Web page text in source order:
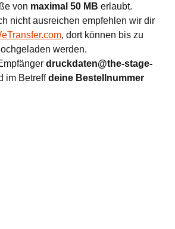
von maximal 50 MB erlaubt.
nicht ausreichen empfehlen wir dir
, dort können bis zu
werden.
druckdaten@the-stage-
im Betreffdeine Bestellnummer